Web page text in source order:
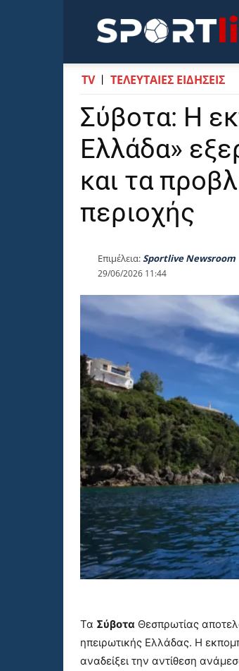
TV ΤΕΛΕΥΤΑΙΕΣ ΕΙΔΗΣΕΙΣ
Σύβοτα: Η
Ελλάδα»
και τα
περιοχής
Επιμέλεια:Sportlive Newsroom
29/06/2026 11:44
Τα Σύβοτα Θεσπρωτίας
ηπειρωτικής Ελλάδας. Η
αναδείξει την αντίθεση